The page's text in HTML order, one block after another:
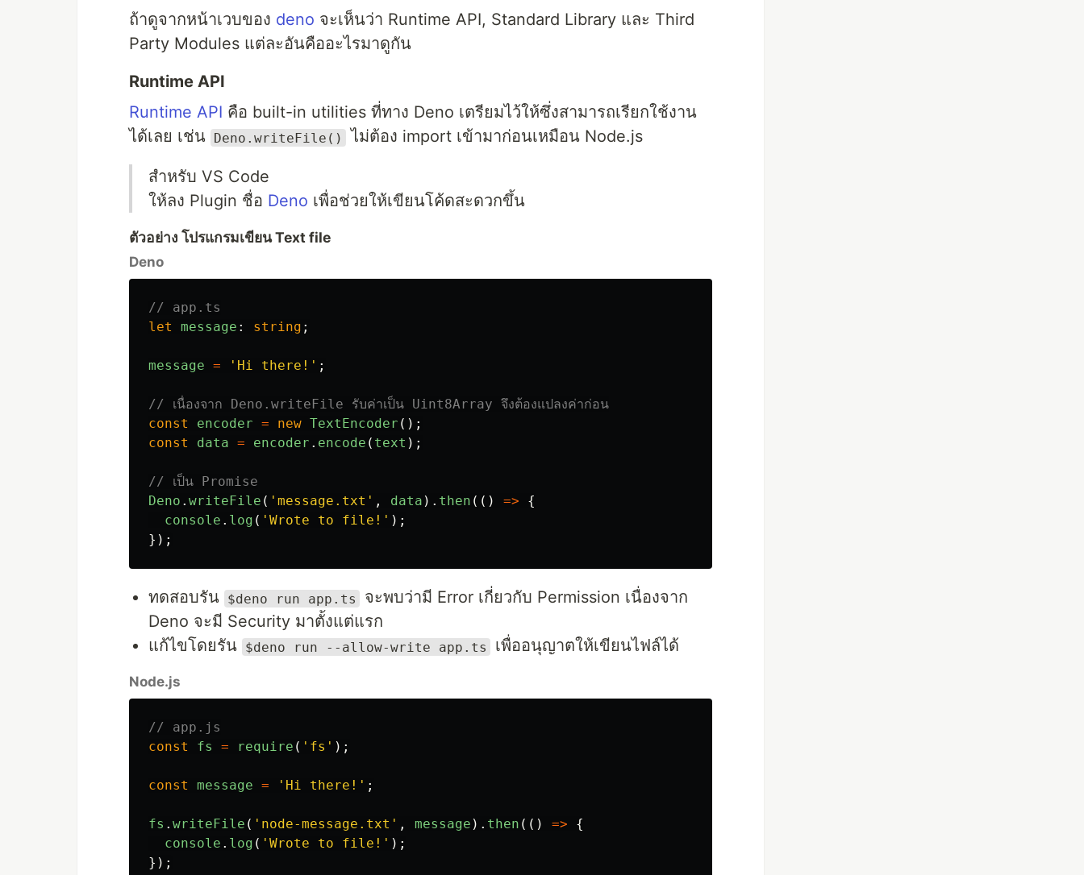
ถ้าดูจากหน้าเวบของ deno จะเห็นว่า Runtime API, Standard Library และ Third
Party Modules แต่ละอันคืออะไรมาดูกัน
Runtime API
Runtime API คือ built-in utilities ที่ทาง Deno เตรียมไว้ให้ซึ่งสามารถเรียกใช้งาน
ได้เลย เช่น Deno.writeFile() ไม่ต้อง import เข้ามาก่อนเหมือน Node.js
สำหรับ VS Code
ให้ลง Plugin ชื่อ Deno เพื่อช่วยให้เขียนโค้ดสะดวกขึ้น
ตัวอย่าง โปรแกรมเขียน Text file
Deno
// app.ts
let
message : string ;
message = ' Hi there! ' ;
// เนื่องจาก Deno.writeFile รับค่าเป็น Uint8Array จึงต้องแปลงค่าก่อน
const
encoder = new TextEncoder ();
const
data = encoder . encode ( text );
// เป็น Promise
Deno . writeFile ( ' message.txt ' , data ). then (() =>
{
console . log ( ' Wrote to file! ' );
});
ทดสอบรัน $deno run app.ts
จะพบว่ามี Error เกี่ยวกับ Permission เนื่องจาก
Deno จะมี Security มาตั้งแต่แรก
แก้ไขโดยรัน $deno run --allow-write app.ts เพื่ออนุญาตให้เขียนไฟล์ได้
Node.js
// app.js
const
fs = require ( ' fs ' );
const message = ' Hi there! ' ;
fs . writeFile ( ' node-message.txt ' , message ). then (() =>
{
console . log ( ' Wrote to file! ' );
});